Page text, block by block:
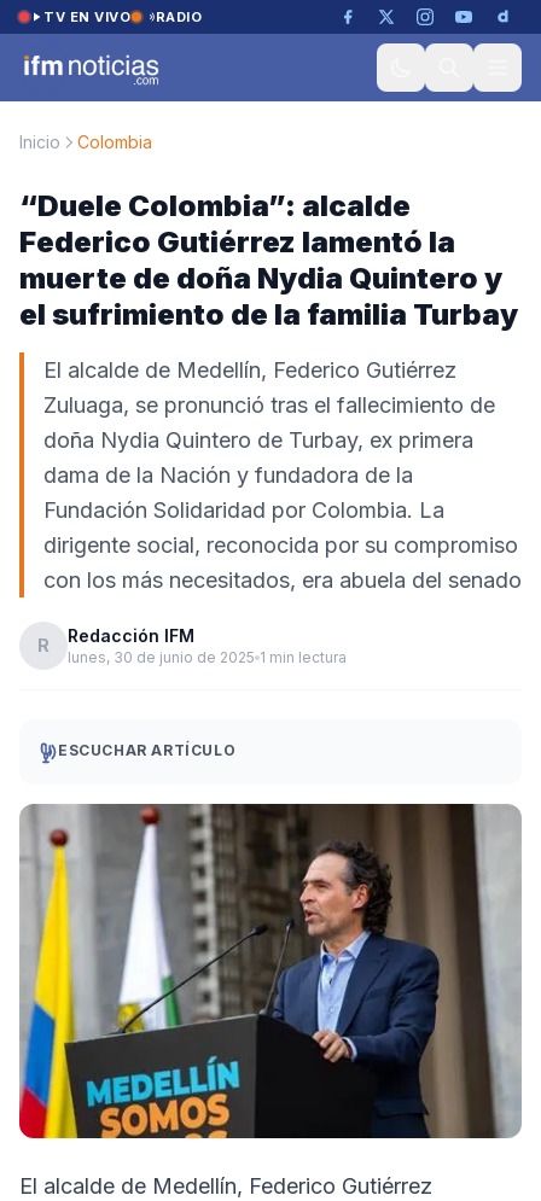
Saltar al contenido
TV EN VIVO RADIO
Inicio Colombia
“Duele Colombia”: alcalde
Federico Gutiérrez lamentó la
muerte de doña Nydia Quintero y
el sufrimiento de la familia Turbay
El alcalde de Medellín, Federico Gutiérrez
Zuluaga, se pronunció tras el fallecimiento de
doña Nydia Quintero de Turbay, ex primera
dama de la Nación y fundadora de la
Fundación Solidaridad por Colombia. La
dirigente social, reconocida por su compromiso
con los más necesitados, era abuela del senado
R Redacción IFM
lunes, 30 de junio de 2025 1 min lectura
ESCUCHAR ARTÍCULO
El alcalde de Medellín, Federico Gutiérrez